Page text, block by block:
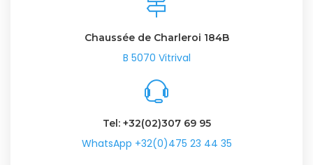
Chaussée de Charleroi 184B
B 5070 Vitrival
Tel: +32(02)307 69 95
WhatsApp +32(0)475 23 44 35